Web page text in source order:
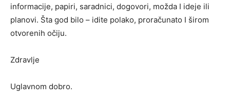
informacije, papiri, saradnici, dogovori, možda I ideje ili
planovi. Šta god bilo – idite polako, proračunato I širom
otvorenih očiju.
Zdravlje
Uglavnom dobro.